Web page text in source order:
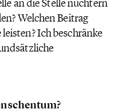
an die Stelle nüchtern
Welchen Beitrag
Ich beschränke